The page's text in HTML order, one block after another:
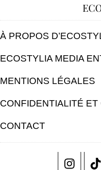
À PROPOS
ECOSTYLIA MEDIA
MENTIONS LÉGALES
CONFIDENTIALITÉ ET
CONTACT